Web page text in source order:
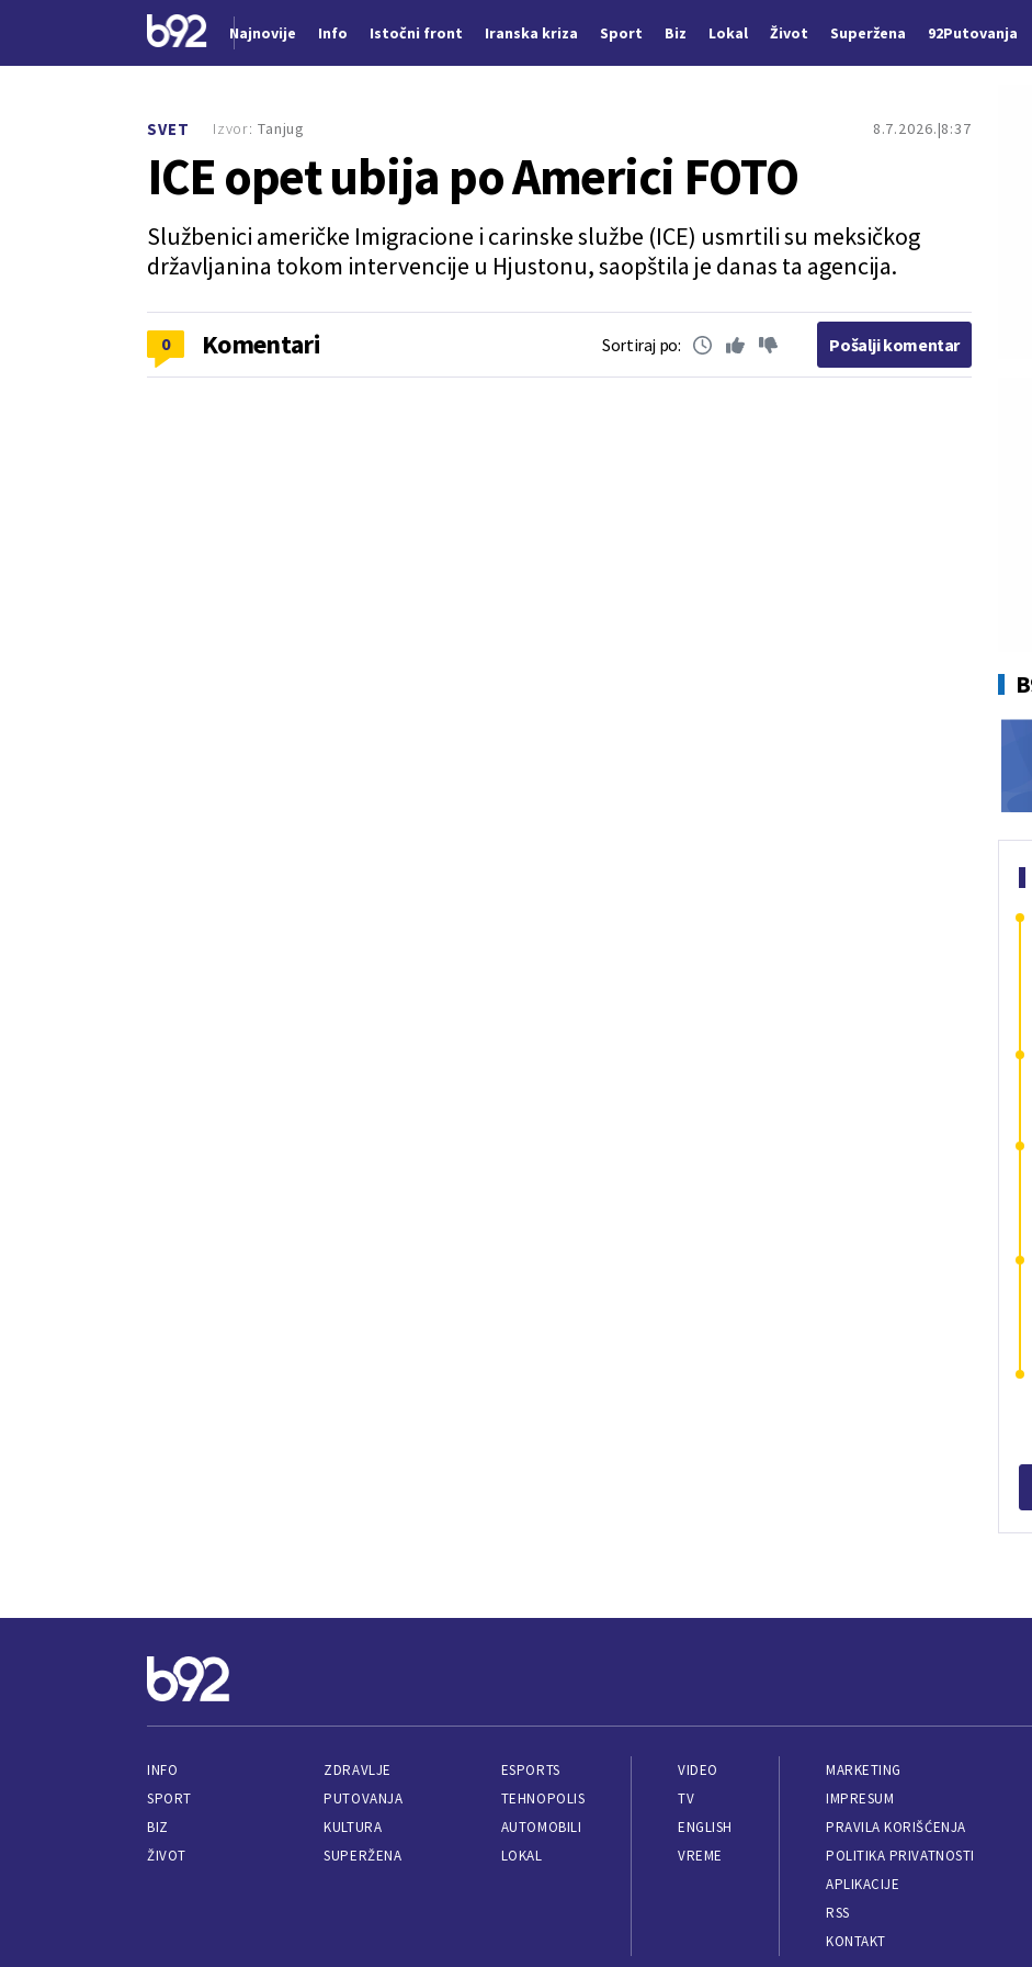
Najnovije Info Istočni front Iranska kriza Sport Biz Lokal Život Superžena 92Putovanja
SVET 8.7.2026. 8:37
ICE opet ubija po Americi FOTO
Službenici američke Imigracione i carinske službe (ICE) usmrtili su meksičkog
državljanina tokom intervencije u Hjustonu, saopštila je danas ta agencija.
Izvor: Tanjug
0 Komentari Sortiraj po: Pošalji komentar
INFO
SPORT
BIZ
ŽIVOT
ZDRAVLJE
PUTOVANJA
KULTURA
SUPERŽENA
ESPORTS
TEHNOPOLIS
AUTOMOBILI
LOKAL
VIDEO
TV
ENGLISH
VREME
MARKETING
IMPRESUM
PRAVILA KORIŠĆENJA
POLITIKA PRIVATNOSTI
APLIKACIJE
RSS
KONTAKT